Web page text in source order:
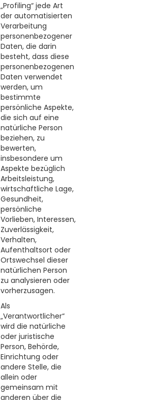
„Profiling“ jede Art
der automatisierten
Verarbeitung
personenbezogener
Daten, die darin
besteht, dass diese
personenbezogenen
Daten verwendet
werden, um
bestimmte
persönliche Aspekte,
die sich auf eine
natürliche Person
beziehen, zu
bewerten,
insbesondere um
Aspekte bezüglich
Arbeitsleistung,
wirtschaftliche Lage,
Gesundheit,
persönliche
Vorlieben, Interessen,
Zuverlässigkeit,
Verhalten,
Aufenthaltsort oder
Ortswechsel dieser
natürlichen Person
zu analysieren oder
vorherzusagen.
Als
„Verantwortlicher“
wird die natürliche
oder juristische
Person, Behörde,
Einrichtung oder
andere Stelle, die
allein oder
gemeinsam mit
anderen über die